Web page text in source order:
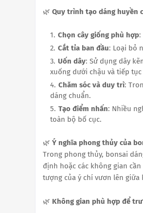
🌿 Quy trình tạo dáng huyền
Chọn cây giống phù hợp:
Cắt tỉa ban đầu: Loại bỏ
Uốn dây: Sử dụng dây
xuống dưới chậu và tiếp
Chăm sóc và duy trì:
dáng chuẩn.
Tạo điểm nhấn: Nhiều
toàn bộ bố cục.
🌿 Ý nghĩa phong thủy của
Trong phong thủy, bonsai
định hoặc các không gian
tượng của ý chí vươn lên
🌿 Không gian phù hợp để